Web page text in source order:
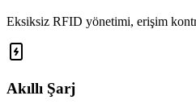
Eksiksiz RFID yönetimi, erişim
Akıllı Şarj